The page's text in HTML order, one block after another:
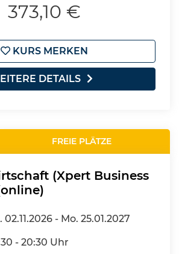
373,10 €
KURS MERKEN
DETAILS
FREIE PLÄTZE
(Xpert Business
02.11.2026 - Mo. 25.01.2027
- 20:30 Uhr